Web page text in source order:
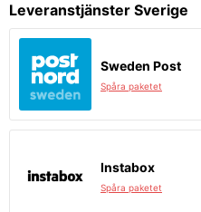
Leveranstjänster Sverige
Sweden Post
Spåra paketet
Instabox
Spåra paketet